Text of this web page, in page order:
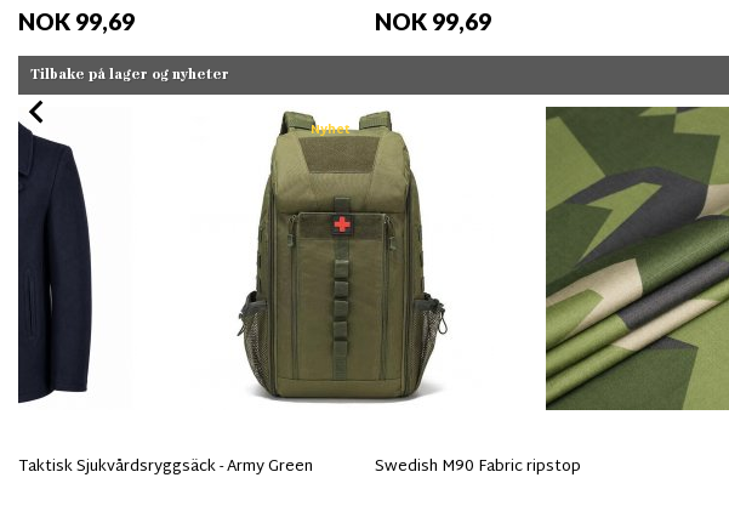
NOK 99,69 NOK 99,69
Tilbake på lager og nyheter
Nyhet
Taktisk Sjukvårdsryggsäck - Army Green Swedish M90 Fabric ripstop